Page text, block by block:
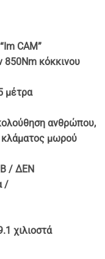
CAM”
850Nm κόκκινου
μέτρα
ανθρώπου,
κλάματος μωρού
/ ΔΕΝ
/
χιλιοστά